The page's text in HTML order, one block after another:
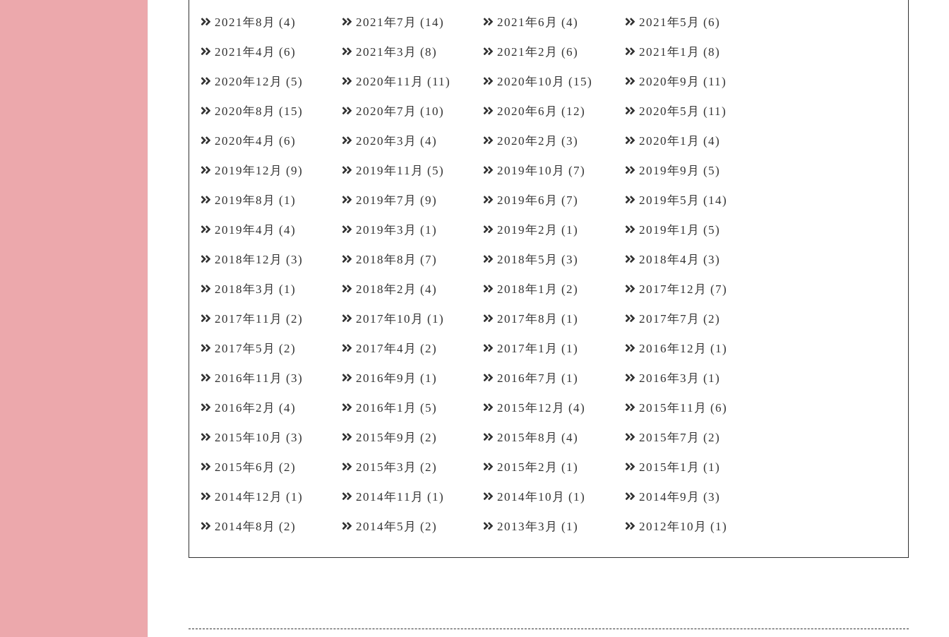
2021年8月 (4) 2021年7月 (14) 2021年6月 (4) 2021年5月 (6)
2021年4月 (6) 2021年3月 (8) 2021年2月 (6) 2021年1月 (8)
2020年12月 (5) 2020年11月 (11) 2020年10月 (15) 2020年9月 (11)
2020年8月 (15) 2020年7月 (10) 2020年6月 (12) 2020年5月 (11)
2020年4月 (6) 2020年3月 (4) 2020年2月 (3) 2020年1月 (4)
2019年12月 (9) 2019年11月 (5) 2019年10月 (7) 2019年9月 (5)
2019年8月 (1) 2019年7月 (9) 2019年6月 (7) 2019年5月 (14)
2019年4月 (4) 2019年3月 (1) 2019年2月 (1) 2019年1月 (5)
2018年12月 (3) 2018年8月 (7) 2018年5月 (3) 2018年4月 (3)
2018年3月 (1) 2018年2月 (4) 2018年1月 (2) 2017年12月 (7)
2017年11月 (2) 2017年10月 (1) 2017年8月 (1) 2017年7月 (2)
2017年5月 (2) 2017年4月 (2) 2017年1月 (1) 2016年12月 (1)
2016年11月 (3) 2016年9月 (1) 2016年7月 (1) 2016年3月 (1)
2016年2月 (4) 2016年1月 (5) 2015年12月 (4) 2015年11月 (6)
2015年10月 (3) 2015年9月 (2) 2015年8月 (4) 2015年7月 (2)
2015年6月 (2) 2015年3月 (2) 2015年2月 (1) 2015年1月 (1)
2014年12月 (1) 2014年11月 (1) 2014年10月 (1) 2014年9月 (3)
2014年8月 (2) 2014年5月 (2) 2013年3月 (1) 2012年10月 (1)